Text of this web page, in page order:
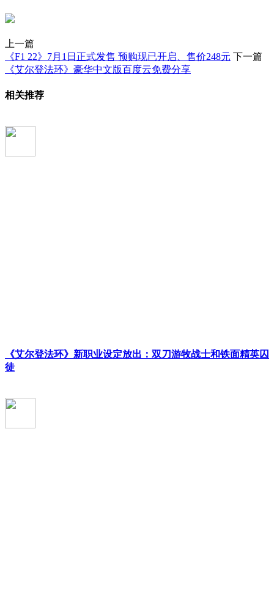
上一篇
《F1 22》7月1日正式发售 预购现已开启、售价248元 下一篇
《艾尔登法环》豪华中文版百度云免费分享
相关推荐
《艾尔登法环》新职业设定放出：双刀游牧战士和铁面精英囚
徒